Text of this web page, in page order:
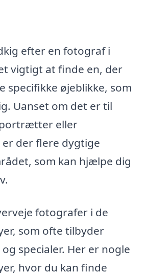
efter en fotograf i
vigtigt at finde en, der
speciﬁkke øjeblikke, som
Uanset om det er til
eller
der flere dygtige
som kan hjælpe dig
fotografer i de
som ofte tilbyder
specialer. Her er nogle
hvor du kan finde